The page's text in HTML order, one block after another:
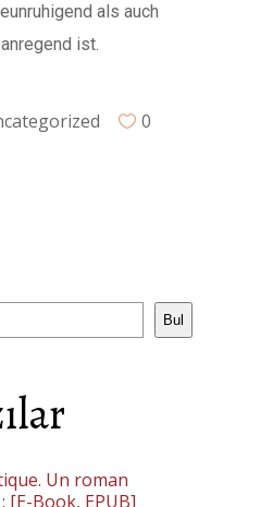
als auch
ist.
0
Bul
Un roman
[E-Book, EPUB]